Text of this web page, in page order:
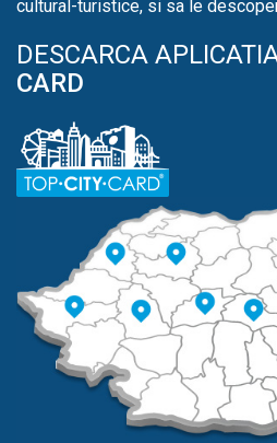
cultural-turistice, si sa le
DESCARCA
CARD